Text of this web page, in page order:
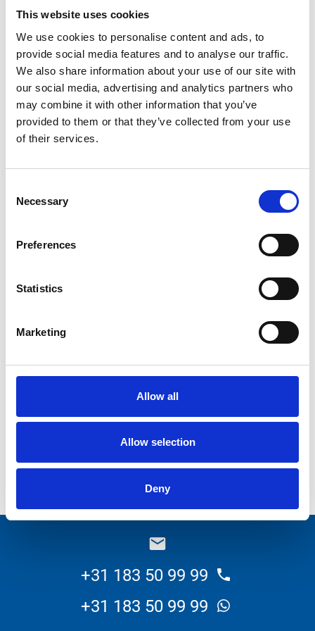
This website uses cookies
We use cookies to personalise content and ads, to
provide social media features and to analyse our traffic.
We also share information about your use of our site with
our social media, advertising and analytics partners who
may combine it with other information that you’ve
provided to them or that they’ve collected from your use
of their services.
Selection
Necessary
Preferences
Statistics
Marketing
Allow all
Allow selection
Deny
Groep Onderdelen
Meer informatie?
Alle vragen en opmerkingen kunt u via onderstaand
formulier aan ons sturen. Wij streven ernaar uw bericht
binnen 1 werkdag te beantwoorden.
Voor- en achternaam *
Wat wilt u weten over dit product?
+31 183 50 99 99
+31 183 50 99 99